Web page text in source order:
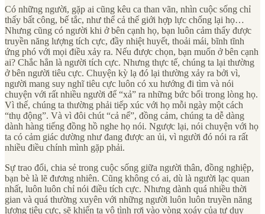
Có những người, gặp ai cũng kêu ca than vãn, nhìn cuộc sống chỉ
thấy bất công, bế tắc, như thể cả thế giới hợp lực chống lại họ…
Nhưng cũng có người khi ở bên cạnh họ, bạn luôn cảm thấy được
truyền năng lượng tích cực, đầy nhiệt huyết, thoải mái, bĩnh tĩnh
ứng phó với mọi điều xảy ra. Nếu được chọn, bạn muốn ở bên cạnh
ai? Chắc hẳn là người tích cực. Nhưng thực tế, chúng ta lại thường
ở bên người tiêu cực. Chuyện kỳ lạ đó lại thường xảy ra bởi vì,
người mang suy nghĩ tiêu cực luôn có xu hướng đi tìm và nói
chuyện với rất nhiều người để “xả” ra những bức bối trong lòng họ.
Vì thế, chúng ta thường phải tiếp xúc với họ mỗi ngày một cách
“thụ động”. Và vì đôi chút “cả nể”, đồng cảm, chúng ta dễ dàng
dành hàng tiếng đồng hồ nghe họ nói. Ngược lại, nói chuyện với họ
ta có cảm giác dường như đang được an ủi, vì người đó nói ra rất
nhiều điều chính mình gặp phải.
Sự trao đổi, chia sẻ trong cuộc sống giữa người thân, đồng nghiệp,
bạn bè là lẽ đương nhiên. Cũng không có ai, dù là người lạc quan
nhất, luôn luôn chỉ nói điều tích cực. Nhưng dành quá nhiều thời
gian và quá thường xuyên với những người luôn luôn truyền năng
lượng tiêu cực, sẽ khiến ta vô tình rơi vào vòng xoáy của tư duy